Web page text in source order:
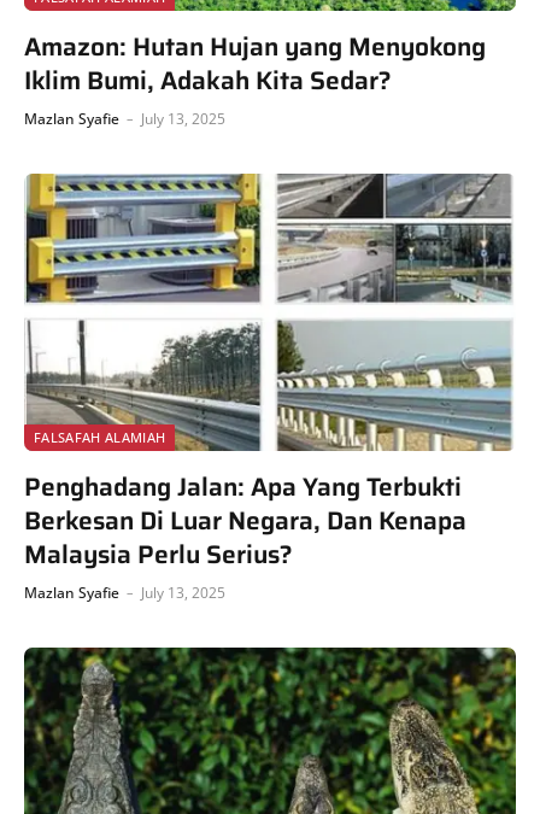
Amazon: Hutan Hujan yang Menyokong
Iklim Bumi, Adakah Kita Sedar?
Mazlan Syafie July 13, 2025
FALSAFAH ALAMIAH
Penghadang Jalan: Apa Yang Terbukti
Berkesan Di Luar Negara, Dan Kenapa
Malaysia Perlu Serius?
Mazlan Syafie July 13, 2025